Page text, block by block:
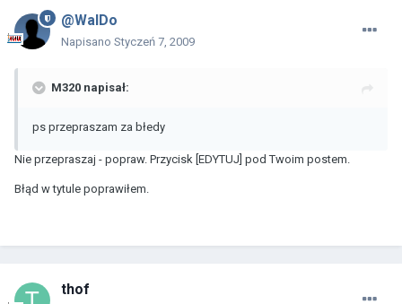
@WalDo
Napisano Styczeń 7, 2009
M320 napisał:
ps przepraszam za błedy
Nie przepraszaj - popraw. Przycisk [EDYTUJ] pod Twoim postem.
Błąd w tytule poprawiłem.
thof